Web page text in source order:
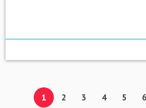
1 2 3 4 5 6